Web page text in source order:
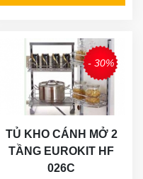
- 30%
TỦ KHO CÁNH MỞ 2
TẦNG EUROKIT HF
026C